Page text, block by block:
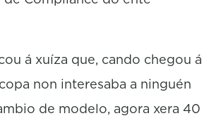
á xuíza que, cando chegou á
non interesaba a ninguén
de modelo, agora xera 40